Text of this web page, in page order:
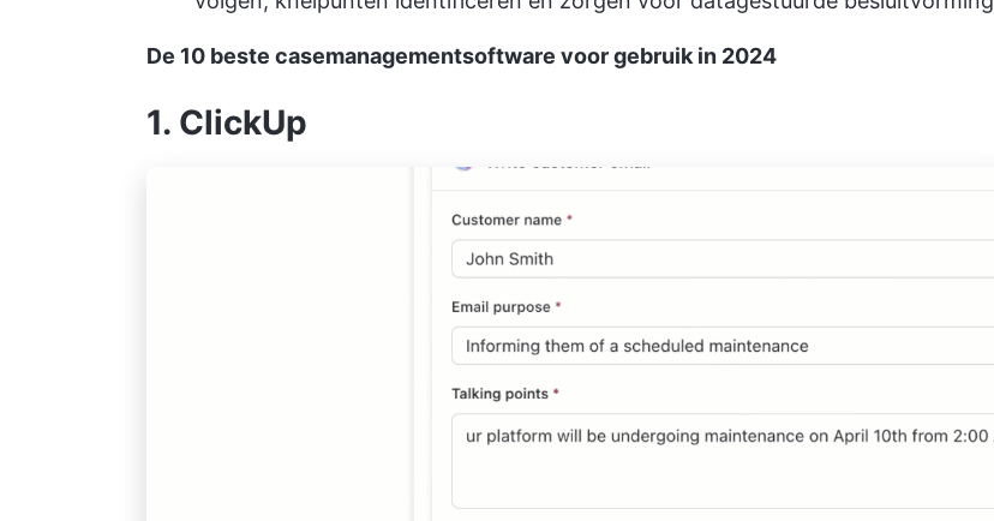
De 10 beste casemanagementsoftware voor gebruik in 2024
1. ClickUp